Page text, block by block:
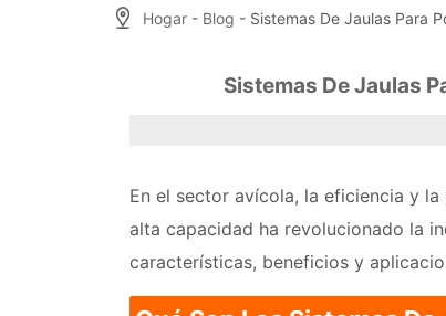
Hogar - Blog - Sistemas De Jaulas Para
Sistemas De Jaulas
En el sector avícola, la eficiencia y
alta capacidad ha revolucionado la
características, beneficios y